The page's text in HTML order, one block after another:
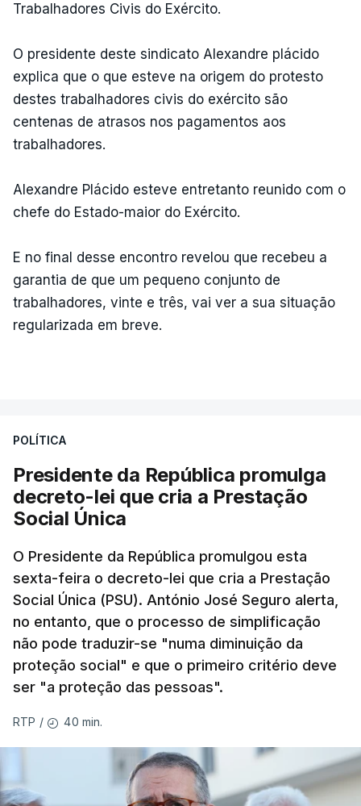
Trabalhadores Civis do Exército.
O presidente deste sindicato Alexandre plácido
explica que o que esteve na origem do protesto
destes trabalhadores civis do exército são
centenas de atrasos nos pagamentos aos
trabalhadores.
Alexandre Plácido esteve entretanto reunido com o
chefe do Estado-maior do Exército.
E no final desse encontro revelou que recebeu a
garantia de que um pequeno conjunto de
trabalhadores, vinte e três, vai ver a sua situação
regularizada em breve.
POLÍTICA
Presidente da República promulga
decreto-lei que cria a Prestação
Social Única
O Presidente da República promulgou esta
sexta-feira o decreto-lei que cria a Prestação
Social Única (PSU). António José Seguro alerta,
no entanto, que o processo de simplificação
não pode traduzir-se "numa diminuição da
proteção social" e que o primeiro critério deve
ser "a proteção das pessoas".
RTP / 40 min.